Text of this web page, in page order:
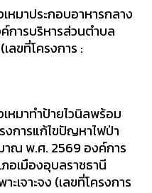
หมาประกอบอาหารกลาง
ารบริหารส่วนตำบล
ลขที่โครงการ :
เหมาทำป้ายไวนิลพร้อม
งการแก้ไขปัญหาไฟป่า
าณ พ.ศ. 2569 องค์การ
อเมืองอุบลราชธานี
เจาะจง (เลขที่โครงการ